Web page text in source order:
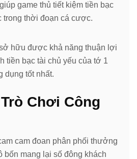
game thủ tiết kiệm tiền bạc
trong thời đoạn cá cược.
hữu được khả năng thuận lợi
tiền bạc tài chủ yếu của tớ 1
dụng tốt nhất.
Chơi Công
cam đoan phân phối thưởng
bốn mang lại số đông khách